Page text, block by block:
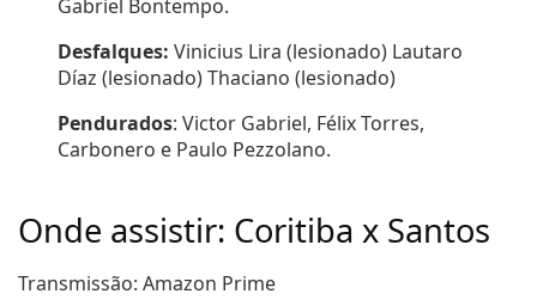
Gabriel Bontempo.
Desfalques: Vinicius Lira (lesionado) Lautaro
Díaz (lesionado) Thaciano (lesionado)
Pendurados: Victor Gabriel, Félix Torres,
Carbonero e Paulo Pezzolano.
Onde assistir: Coritiba x Santos
Transmissão: Amazon Prime